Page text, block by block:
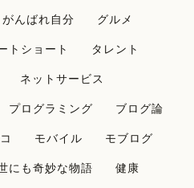
がんばれ自分
グルメ
トショート
タレント
ネットサービス
プログラミング
ブログ論
モバイル
モブログ
にも奇妙な物語
健康